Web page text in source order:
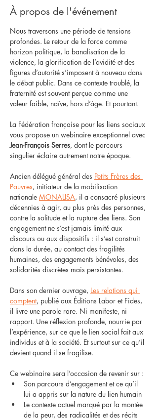
À propos de l'événement
Nous traversons une période de tensions
profondes. Le retour de la force comme
horizon politique, la banalisation de la
violence, la glorification de l’avidité et des
figures d’autorité s’imposent à nouveau dans
le débat public. Dans ce contexte troublé, la
fraternité est souvent perçue comme une
valeur faible, naïve, hors d’âge. Et pourtant.
La Fédération française pour les liens sociaux
vous propose un webinaire exceptionnel avec
Jean-François Serres, dont le parcours
singulier éclaire autrement notre époque.
Ancien délégué général des Petits Frères des
Pauvres, initiateur de la mobilisation
nationale MONALISA, il a consacré plusieurs
décennies à agir, au plus près des personnes,
contre la solitude et la rupture des liens. Son
engagement ne s’est jamais limité aux
discours ou aux dispositifs : il s’est construit
dans la durée, au contact des fragilités
humaines, des engagements bénévoles, des
solidarités discrètes mais persistantes.
Dans son dernier ouvrage, Les relations qui
comptent, publié aux Éditions Labor et Fides,
il livre une parole rare. Ni manifeste, ni
rapport. Une réflexion profonde, nourrie par
l’expérience, sur ce que le lien social fait aux
individus et à la société. Et surtout sur ce qu’il
devient quand il se fragilise.
Ce webinaire sera l’occasion de revenir sur :
Son parcours d’engagement et ce qu’il
lui a appris sur la nature du lien humain
Le contexte actuel marqué par la montée
de la peur, des radicalités et des récits